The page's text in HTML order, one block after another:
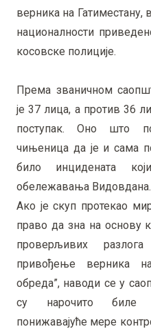
верника на
националности
косовске полиције.
Према званичном
је 37 лица, а против 36
поступак. Оно што
чињеница да је и сама
било инцидената
обележавања Видовдана.
Ако је скуп протекао
право да зна на основу
проверљивих
привођење верника
обреда”, наводи се у
су нарочито биле
понижавајуће мере